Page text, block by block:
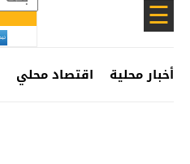
☰
أخبار محلية اقتصاد محلي